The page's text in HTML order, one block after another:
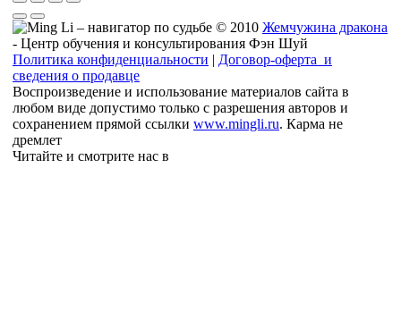
© 2010 Жемчужина дракона
- Центр обучения и консультирования Фэн Шуй
Политика конфиденциальности | Договор-оферта и
сведения о продавце
Воспроизведение и использование материалов сайта в
любом виде допустимо только с разрешения авторов и
сохранением прямой ссылки www.mingli.ru. Карма не
дремлет
Читайте и смотрите нас в